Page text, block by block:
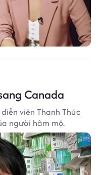
Canada
viên Thanh Thức
người hâm mộ.